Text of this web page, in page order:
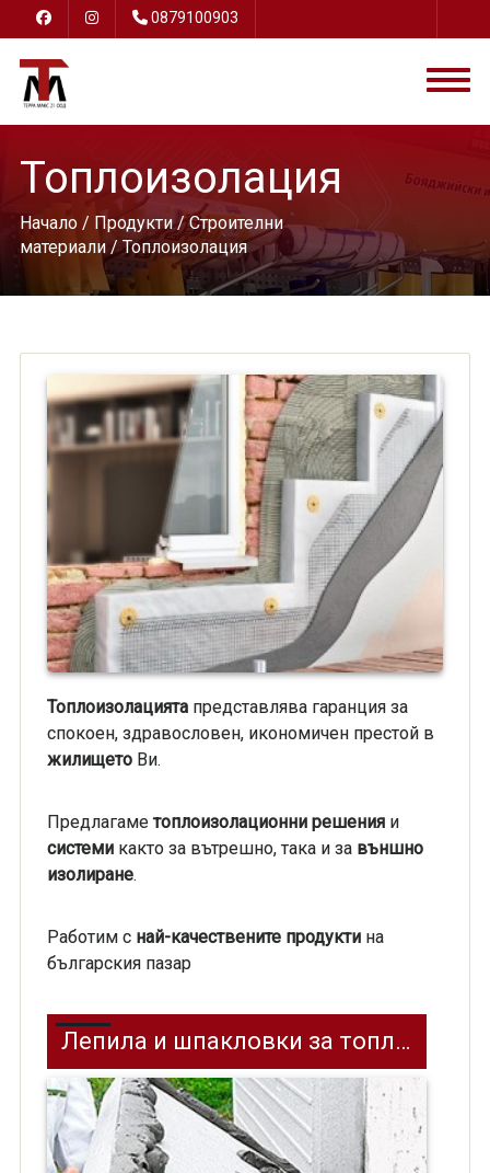
0879100903
Топлоизолация
Начало/ Продукти/Строителни
материали/ Топлоизолация
Топлоизолациятапредставлява гаранция за
спокоен, здравословен, икономичен престой в
жилищетоВи.
Предлагаметоплоизолационни решенияи
системикакто за вътрешно, така и за външно
изолиране.
Работим с най-качествените продуктина
българския пазар
Лепила и шпакловки за топлоизолация